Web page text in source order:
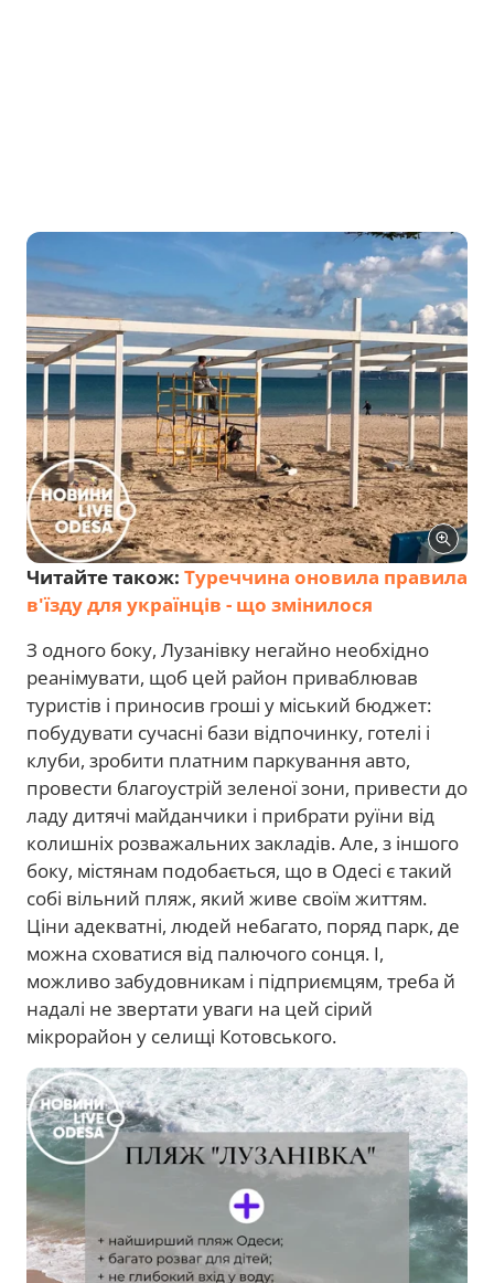
Читайте також: Туреччина оновила правила
в'їзду для українців - що змінилося
З одного боку, Лузанівку негайно необхідно
реанімувати, щоб цей район приваблював
туристів і приносив гроші у міський бюджет:
побудувати сучасні бази відпочинку, готелі і
клуби, зробити платним паркування авто,
провести благоустрій зеленої зони, привести до
ладу дитячі майданчики і прибрати руїни від
колишніх розважальних закладів. Але, з іншого
боку, містянам подобається, що в Одесі є такий
собі вільний пляж, який живе своїм життям.
Ціни адекватні, людей небагато, поряд парк, де
можна сховатися від палючого сонця. І,
можливо забудовникам і підприємцям, треба й
надалі не звертати уваги на цей сірий
мікрорайон у селищі Котовського.